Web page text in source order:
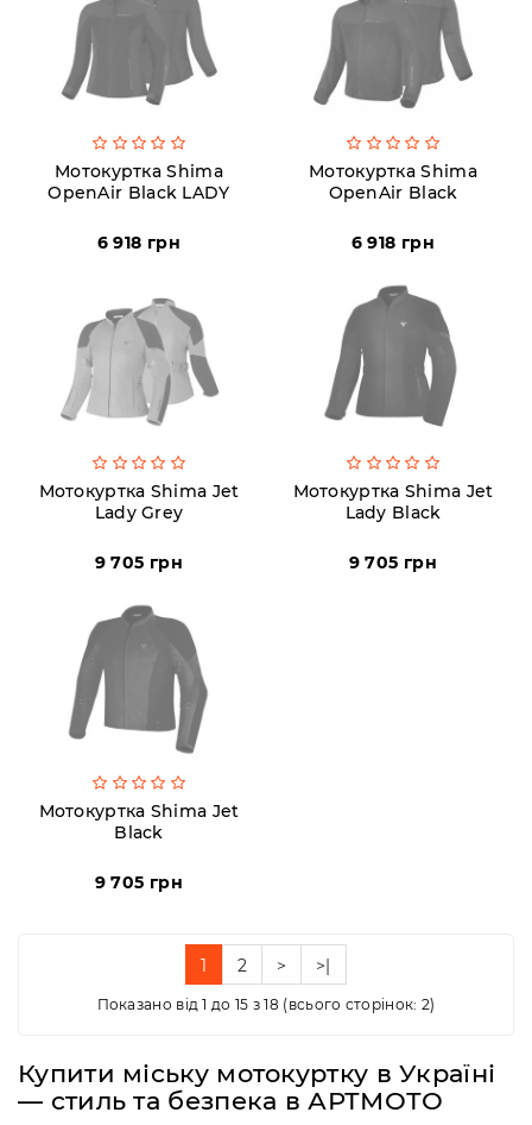
Мотокуртка Shima
OpenAir Black LADY
6 918 грн
Мотокуртка Shima
OpenAir Black
6 918 грн
Мотокуртка Shima Jet
Lady Grey
9 705 грн
Мотокуртка Shima Jet
Lady Black
9 705 грн
Мотокуртка Shima Jet
Black
9 705 грн
1 2 > >|
Показано від 1 до 15 з 18 (всього сторінок: 2)
Купити міську мотокуртку в Україні
— стиль та безпека в АРТМОТО